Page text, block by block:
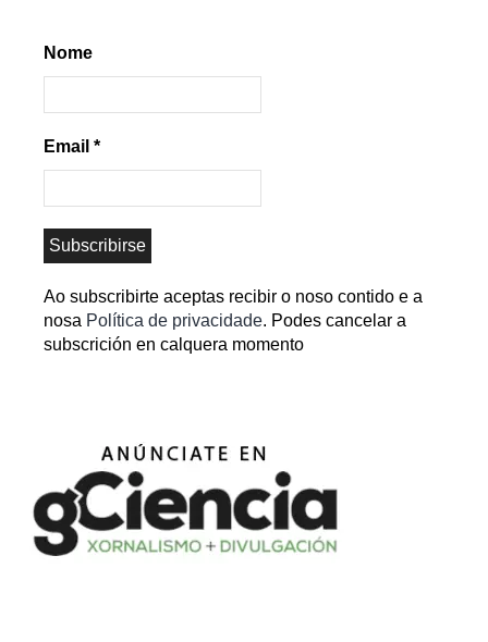
Nome
Email *
Ao subscribirte aceptas recibir o noso contido e a
nosa Política de privacidade. Podes cancelar a
subscrición en calquera momento